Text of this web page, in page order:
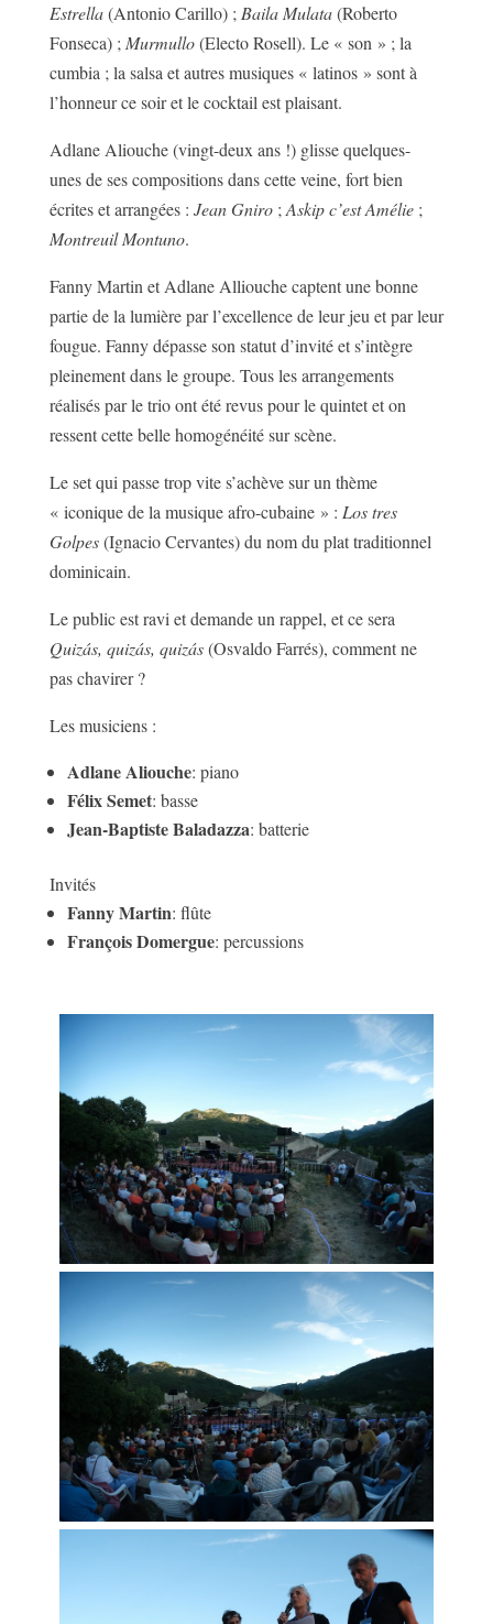
Estrella(Antonio Carillo) ; Baila Mulata(Roberto
Fonseca) ; Murmullo(Electo Rosell). Le « son » ; la
cumbia ; la salsa et autres musiques « latinos » sont à
l’honneur ce soir et le cocktail est plaisant.
Adlane Aliouche (vingt-deux ans !) glisse quelques-
unes de ses compositions dans cette veine, fort bien
écrites et arrangées : Jean Gniro; Askip c’est Amélie;
Montreuil Montuno.
Fanny Martin et Adlane Alliouche captent une bonne
partie de la lumière par l’excellence de leur jeu et par leur
fougue. Fanny dépasse son statut d’invité et s’intègre
pleinement dans le groupe. Tous les arrangements
réalisés par le trio ont été revus pour le quintet et on
ressent cette belle homogénéité sur scène.
Le set qui passe trop vite s’achève sur un thème
« iconique de la musique afro-cubaine » : Los tres
Golpes(Ignacio Cervantes) du nom du plat traditionnel
dominicain.
Le public est ravi et demande un rappel, et ce sera
Quizás, quizás, quizás(Osvaldo Farrés), comment ne
pas chavirer ?
Les musiciens :
Adlane Aliouche: piano
Félix Semet: basse
Jean-Baptiste Baladazza: batterie
Invités
Fanny Martin: flûte
François Domergue: percussions